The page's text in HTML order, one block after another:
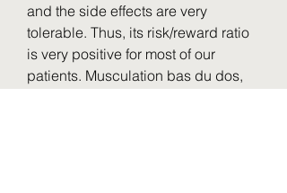
and the side effects are very
tolerable. Thus, its risk/reward ratio
is very positive for most of our
patients. Musculation bas du dos,